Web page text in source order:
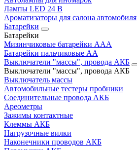
Лампы LED 24 B
Ароматизаторы для салона автомобиля
Батарейки
Батарейки
Мизинчиковые батарейки AAA
Батарейки пальчиковые АА
Выключатели "массы", провода АКБ
Выключатели "массы", провода АКБ
Выключатель массы
Автомобильные тестеры пробники
Соединительные провода АКБ
Ареометры
Зажимы контактные
Клеммы АКБ
Нагрузочные вилки
Наконечники проводов АКБ